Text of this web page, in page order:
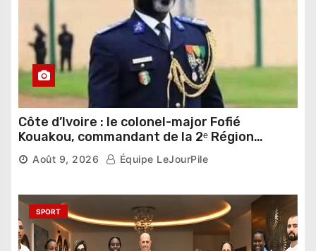
Côte d’Ivoire : le colonel-major Fofié
Kouakou, commandant de la 2ᵉ Région
militaire, n’est plus
Août 9, 2026 Équipe LeJourPile
SPORT